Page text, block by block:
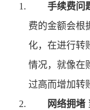
手续费问
费的金额会根
化，在进行转
情况，就像在
过高而增加转
网络拥堵